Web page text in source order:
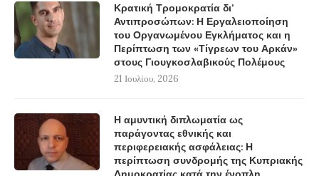
Κρατική Τρομοκρατία δι’
Αντιπροσώπων: Η Εργαλειοποίηση
του Οργανωμένου Εγκλήματος και η
Περίπτωση των «Τίγρεων του Αρκάν»
στους Γιουγκοσλαβικούς Πολέμους
21 Ιουλίου, 2026
Η αμυντική διπλωματία ως
παράγοντας εθνικής και
περιφερειακής ασφάλειας: Η
περίπτωση συνδρομής της Κυπριακής